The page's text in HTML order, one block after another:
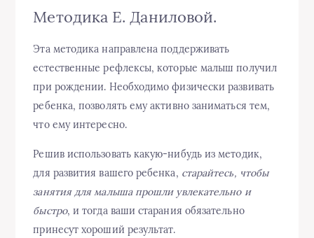
Методика Е. Даниловой.
Эта методика направлена поддерживать
естественные рефлексы, которые малыш получил
при рождении. Необходимо физически развивать
ребенка, позволять ему активно заниматься тем,
что ему интересно.
Решив использовать какую-нибудь из методик,
для развития вашего ребенка, старайтесь, чтобы
занятия для малыша прошли увлекательно и
быстро, и тогда ваши старания обязательно
принесут хороший результат.